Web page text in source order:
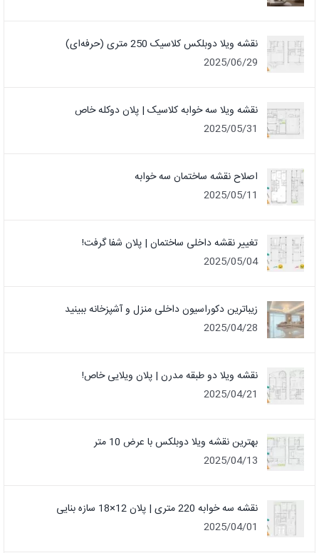
نقشه ویلا دوبلکس کلاسیک 250 متری (حرفه‌ای)
2025/06/29
نقشه ویلا سه خوابه کلاسیک | پلان دوکله خاص
2025/05/31
اصلاح نقشه ساختمان سه خوابه
2025/05/11
تغییر نقشه داخلی ساختمان | پلان شفا گرفت!
2025/05/04
زیباترین دکوراسیون داخلی منزل و آشپزخانه ببینید
2025/04/28
نقشه ویلا دو طبقه مدرن | پلان ویلایی خاص!
2025/04/21
بهترین نقشه ویلا دوبلکس با عرض 10 متر
2025/04/13
نقشه سه خوابه 220 متری | پلان 12×18 سازه بنایی
2025/04/01